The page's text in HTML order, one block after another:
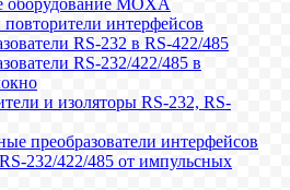
MOXA
интерфейсов
RS-232 в RS-422/485
RS-232/422/485 в
и изоляторы RS-232, RS-
преобразователи интерфейсов
232/422/485 от импульсных